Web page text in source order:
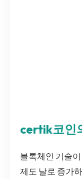
certik코인
블록체인 기술
제도 날로 증가